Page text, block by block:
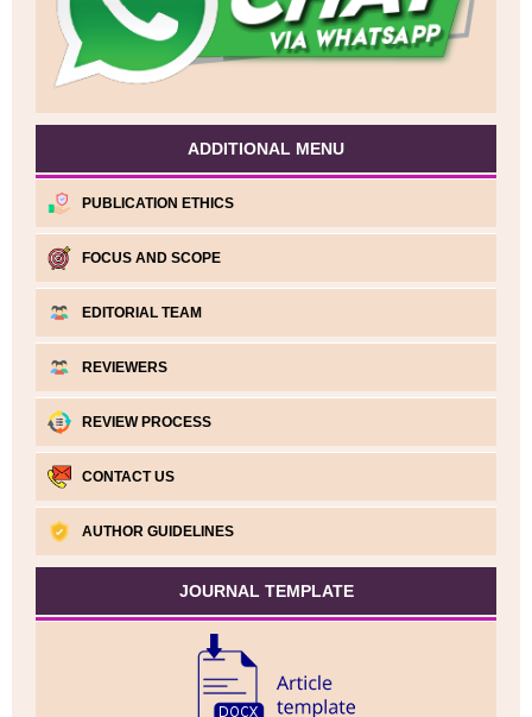
ADDITIONAL MENU
PUBLICATION ETHICS
FOCUS AND SCOPE
EDITORIAL TEAM
REVIEWERS
REVIEW PROCESS
CONTACT US
AUTHOR GUIDELINES
JOURNAL TEMPLATE